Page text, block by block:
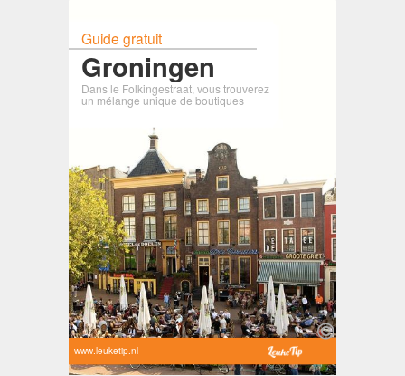
Guide gratuit
Groningen
Dans le Folkingestraat, vous trouverez
un mélange unique de boutiques
www.leuketip.nl